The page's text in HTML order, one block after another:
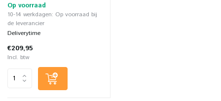
Op voorraad
10-14 werkdagen: Op voorraad bij
de leverancier
Deliverytime
€209,95
Incl. btw